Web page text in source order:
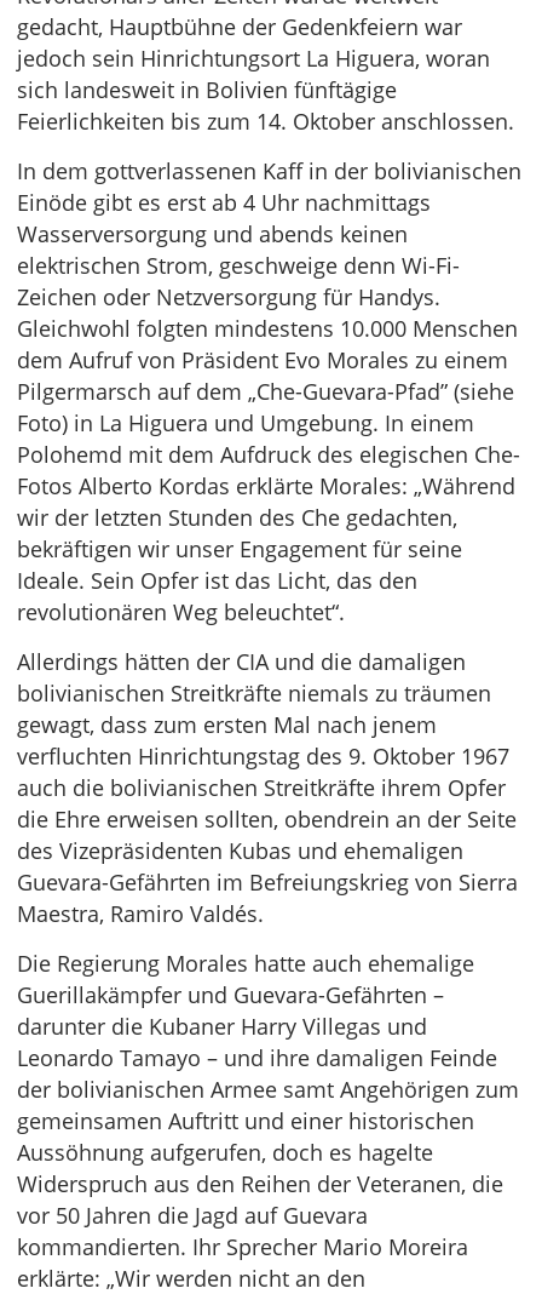
gedacht, Hauptbühne der Gedenkfeiern war
jedoch sein Hinrichtungsort La Higuera, woran
sich landesweit in Bolivien fünftägige
Feierlichkeiten bis zum 14. Oktober anschlossen.
In dem gottverlassenen Kaff in der bolivianischen
Einöde gibt es erst ab 4 Uhr nachmittags
Wasserversorgung und abends keinen
elektrischen Strom, geschweige denn Wi-Fi-
Zeichen oder Netzversorgung für Handys.
Gleichwohl folgten mindestens 10.000 Menschen
dem Aufruf von Präsident Evo Morales zu einem
Pilgermarsch auf dem „Che-Guevara-Pfad” (siehe
Foto) in La Higuera und Umgebung. In einem
Polohemd mit dem Aufdruck des elegischen Che-
Fotos Alberto Kordas erklärte Morales: „Während
wir der letzten Stunden des Che gedachten,
bekräftigen wir unser Engagement für seine
Ideale. Sein Opfer ist das Licht, das den
revolutionären Weg beleuchtet“.
Allerdings hätten der CIA und die damaligen
bolivianischen Streitkräfte niemals zu träumen
gewagt, dass zum ersten Mal nach jenem
verfluchten Hinrichtungstag des 9. Oktober 1967
auch die bolivianischen Streitkräfte ihrem Opfer
die Ehre erweisen sollten, obendrein an der Seite
des Vizepräsidenten Kubas und ehemaligen
Guevara-Gefährten im Befreiungskrieg von Sierra
Maestra, Ramiro Valdés.
Die Regierung Morales hatte auch ehemalige
Guerillakämpfer und Guevara-Gefährten –
darunter die Kubaner Harry Villegas und
Leonardo Tamayo – und ihre damaligen Feinde
der bolivianischen Armee samt Angehörigen zum
gemeinsamen Auftritt und einer historischen
Aussöhnung aufgerufen, doch es hagelte
Widerspruch aus den Reihen der Veteranen, die
vor 50 Jahren die Jagd auf Guevara
kommandierten. Ihr Sprecher Mario Moreira
erklärte: „Wir werden nicht an den